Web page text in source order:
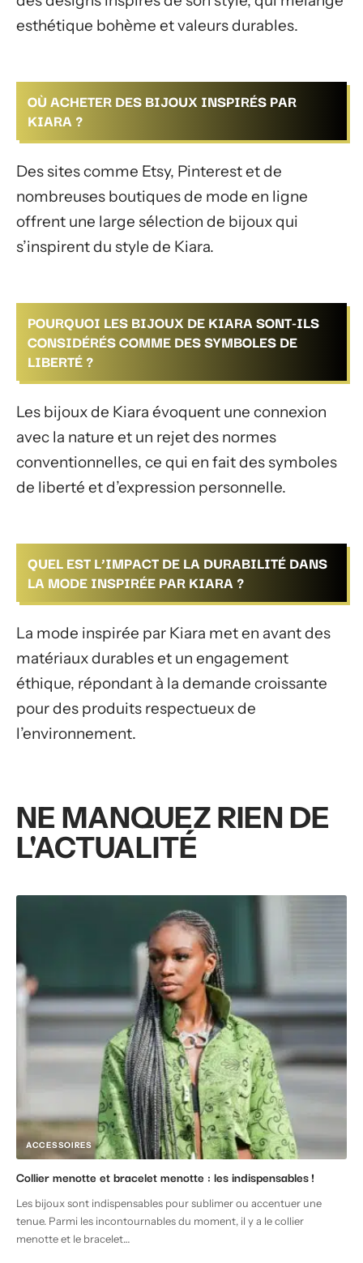
esthétique bohème et valeurs durables.
OÙ ACHETER DES BIJOUX INSPIRÉS PAR
KIARA ?
Des sites comme Etsy, Pinterest et de
nombreuses boutiques de mode en ligne
offrent une large sélection de bijoux qui
s’inspirent du style de Kiara.
POURQUOI LES BIJOUX DE KIARA SONT-ILS
CONSIDÉRÉS COMME DES SYMBOLES DE
LIBERTÉ ?
Les bijoux de Kiara évoquent une connexion
avec la nature et un rejet des normes
conventionnelles, ce qui en fait des symboles
de liberté et d’expression personnelle.
QUEL EST L’IMPACT DE LA DURABILITÉ DANS
LA MODE INSPIRÉE PAR KIARA ?
La mode inspirée par Kiara met en avant des
matériaux durables et un engagement
éthique, répondant à la demande croissante
pour des produits respectueux de
l’environnement.
NE MANQUEZ RIEN DE
L'ACTUALITÉ
ACCESSOIRES
Collier menotte et bracelet menotte : les indispensables !
Les bijoux sont indispensables pour sublimer ou accentuer une
tenue. Parmi les incontournables du moment, il y a le collier
menotte et le bracelet…